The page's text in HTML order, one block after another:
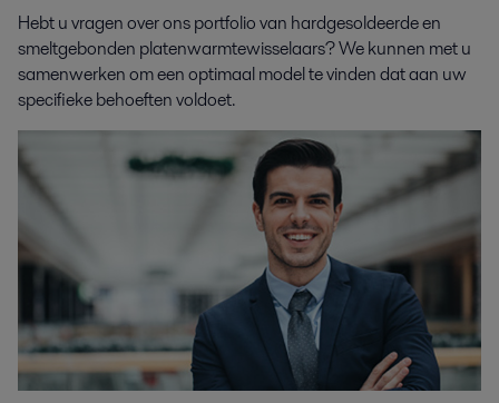
Hebt u vragen over ons portfolio van hardgesoldeerde en
smeltgebonden platenwarmtewisselaars? We kunnen met u
samenwerken om een optimaal model te vinden dat aan uw
specifieke behoeften voldoet.